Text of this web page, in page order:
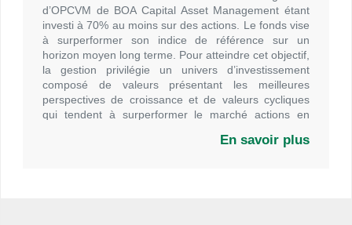
d’OPCVM de BOA Capital Asset Management étant
investi à 70% au moins sur des actions. Le fonds vise
à surperformer son indice de référence sur un
horizon moyen long terme. Pour atteindre cet objectif,
la gestion privilégie un univers d’investissement
composé de valeurs présentant les meilleures
perspectives de croissance et de valeurs cycliques
qui tendent à surperformer le marché actions en
En savoir plus